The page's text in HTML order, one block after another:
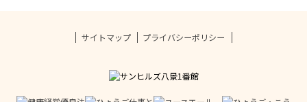
サイトマップ プライバシーポリシー